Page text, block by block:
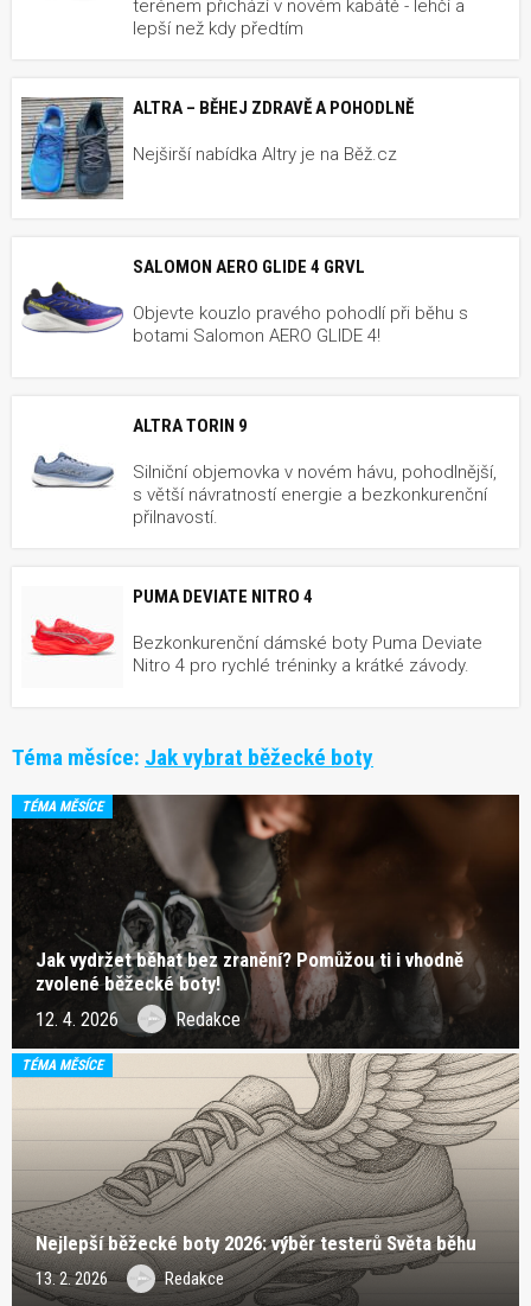
terénem přichází v novém kabátě - lehčí a
lepší než kdy předtím
ALTRA – BĚHEJ ZDRAVĚ A POHODLNĚ
Nejširší nabídka Altry je na Běž.cz
SALOMON AERO GLIDE 4 GRVL
Objevte kouzlo pravého pohodlí při běhu s
botami Salomon AERO GLIDE 4!
ALTRA TORIN 9
Silniční objemovka v novém hávu, pohodlnější,
s větší návratností energie a bezkonkurenční
přilnavostí.
PUMA DEVIATE NITRO 4
Bezkonkurenční dámské boty Puma Deviate
Nitro 4 pro rychlé tréninky a krátké závody.
Téma měsíce: Jak vybrat běžecké boty
TÉMA MĚSÍCE
Jak vydržet běhat bez zranění? Pomůžou ti i vhodně
zvolené běžecké boty!
12. 4. 2026 Redakce
TÉMA MĚSÍCE
Nejlepší běžecké boty 2026: výběr testerů Světa běhu
13. 2. 2026 Redakce